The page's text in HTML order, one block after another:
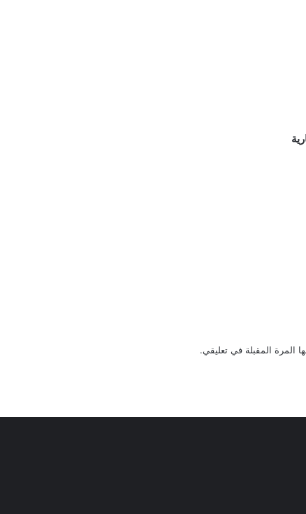
المرة المقبلة في تعليقي.